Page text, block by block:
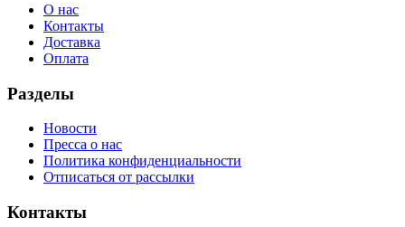
О нас
Контакты
Доставка
Оплата
Разделы
Новости
Пресса о нас
Политика конфиденциальности
Отписаться от рассылки
Контакты